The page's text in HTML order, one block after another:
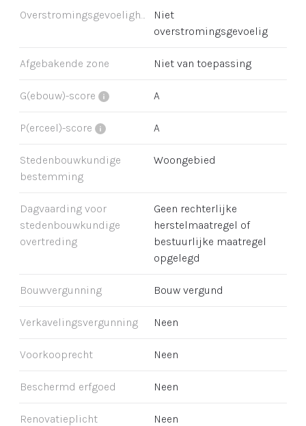
Niet
overstromingsgevoelig
Afgebakende zone Niet van toepassing
G(ebouw)-score A
P(erceel)-score A
Stedenbouwkundige
bestemming
Woongebied
Dagvaarding voor
stedenbouwkundige
overtreding
Geen rechterlijke
herstelmaatregel of
bestuurlijke maatregel
opgelegd
Bouwvergunning Bouw vergund
Verkavelingsvergunning Neen
Voorkooprecht Neen
Beschermd erfgoed Neen
Renovatieplicht Neen